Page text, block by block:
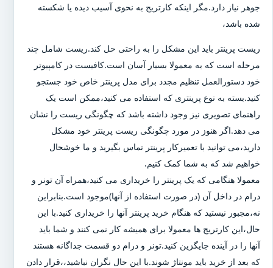
جوهر نیاز دارد.مگر اینکه کارتریج به نحوی آسیب دیده یا شکسته
شده باشد،
ریست پرینتر باید این مشکل را به راحتی حل کند.ریست شامل چند
مرحله است که به معمولا بسیار آسان است.کافیست در کامپیوتر
خود دستورالعمل تنظیم مجدد برای مدل پرینتر خاص خود جستجو
کنید.بسته به نوع پرینتری که استفاده می کنید،ممکن است یک
راهنمای تصویری نیز وجود داشته باشد که چگونگی ریست را نشان
می دهد.اگر هنوز در مورد چگونگی ریست پرینتر خود مشکل
دارید،می توانید با تعمیرکار پرینتر تماس بگیرید و ما خوشحال
خواهیم شد که به شما کمک کنیم.
معمولا هنگامی که یک پرینتر را خریداری می کنید،همراه آن تونر و
درام در داخل آن (در صورت استفاده از آنها)موجود است.بنابراین
نه،مجبور نیستید که هنگام خرید پرینتر آنها را خریداری کنید.با این
حال،این کارتریج ها معمولا برای همیشه کار نمی کنند و شما باید
آنها را در آینده جایگزین کنید.تونر و درام دو قسمت جداگانه هستند
که بعد از خرید باید مونتاژ شوند.با این حال نگران نباشید،،قرار دادن